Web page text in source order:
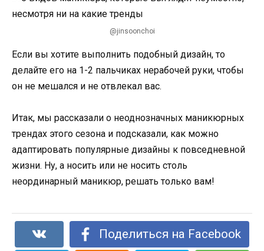
@jinsoonchoi
Если вы хотите выполнить подобный дизайн, то
делайте его на 1-2 пальчиках нерабочей руки, чтобы
он не мешался и не отвлекал вас.
Итак, мы рассказали о неоднозначных маникюрных
трендах этого сезона и подсказали, как можно
адаптировать популярные дизайны к повседневной
жизни. Ну, а носить или не носить столь
неординарный маникюр, решать только вам!
Поделиться на Facebook